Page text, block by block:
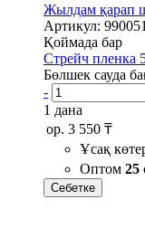
Жылдам қарап
Артикул: 990051
Қоймада бар
Стрейч пленка
Бөлшек сауда
-
1 дана
ор. 3 550 ₸
Ұсақ
Оптом 25
Себетке